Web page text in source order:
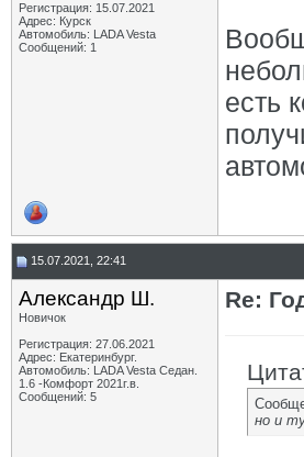
Регистрация: 15.07.2021
Адрес: Курск
Автомобиль: LADA Vesta
Сообщений: 1
есть
15.07.2021, 22:41
Александр Ш.
Новичок
Регистрация: 27.06.2021
Адрес: Екатеринбург.
Автомобиль: LADA Vesta Седан.
1.6 -Комфорт 2021г.в.
Сообщений: 5
Re:
но и